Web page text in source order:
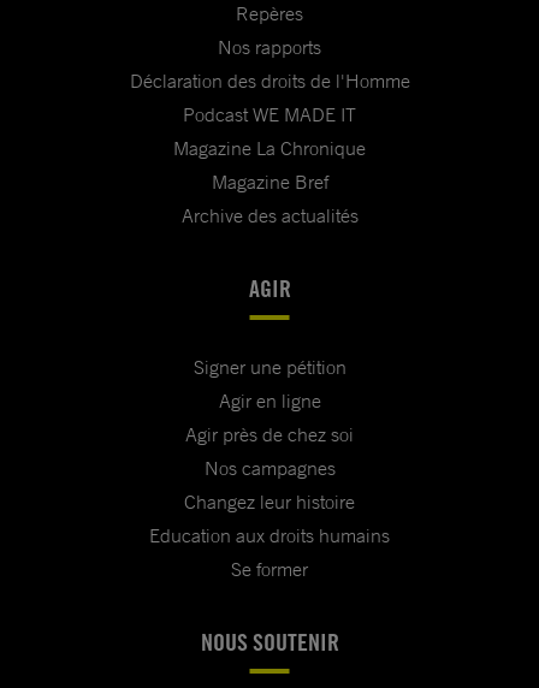
Repères
Nos rapports
Déclaration des droits de l'Homme
Podcast WE MADE IT
Magazine La Chronique
Magazine Bref
Archive des actualités
AGIR
Signer une pétition
Agir en ligne
Agir près de chez soi
Nos campagnes
Changez leur histoire
Education aux droits humains
Se former
NOUS SOUTENIR